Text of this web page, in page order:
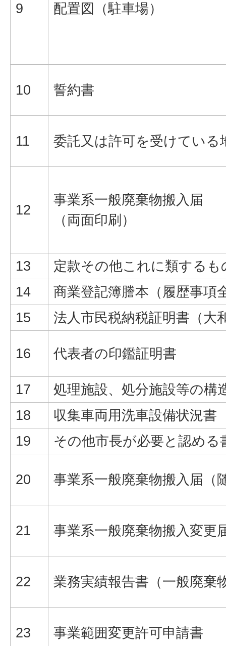
9 配置図（駐車場）
10 誓約書
11 委託又は許可を受けている
12
事業系一般廃棄物搬入届
（両面印刷）
13
定款その他これに類するも
14
商業登記簿謄本（履歴事項
15
法人市民税納税証明書（大
16 代表者の印鑑証明書
17
処理施設、処分施設等の構
18
収集車両用洗車設備状況書
19
その他市長が必要と認め
20 事業系一般廃棄物搬入届（
21 事業系一般廃棄物搬入変更
22 業務実績報告書（一般廃棄
23 事業範囲変更許可申請書